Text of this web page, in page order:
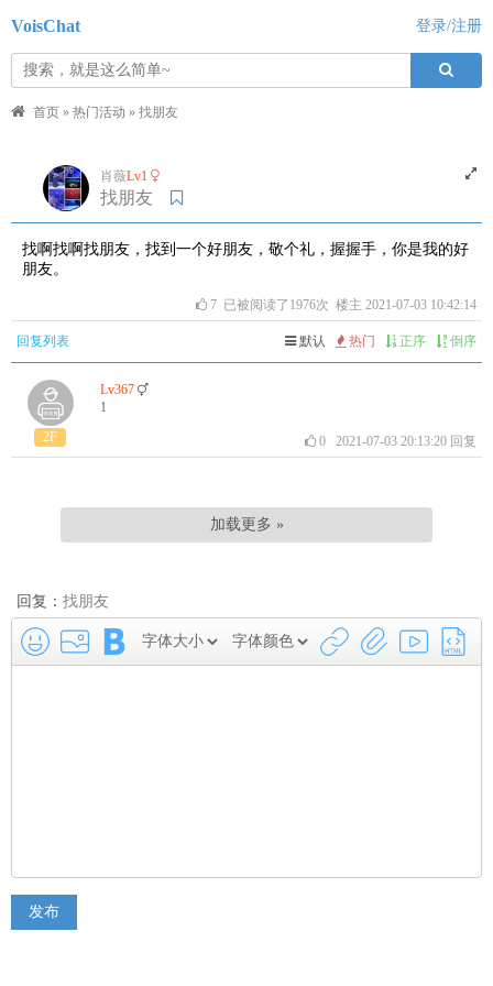
VoisChat 登录/注册
首页 » 热门活动 » 找朋友
肖薇Lv1
找朋友
找啊找啊找朋友，找到一个好朋友，敬个礼，握握手，你是我的好
朋友。
7 已被阅读了1976次 楼主 2021-07-03 10:42:14
回复列表 默认 热门 正序 倒序
2F
Lv367
1
02021-07-03 20:13:20 回复
加载更多 »
回复： 找朋友
发布